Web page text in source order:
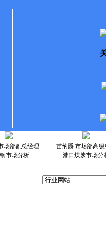
场部副总经理
市场分析
苗纳爵 市场部高级
港口煤炭市场分